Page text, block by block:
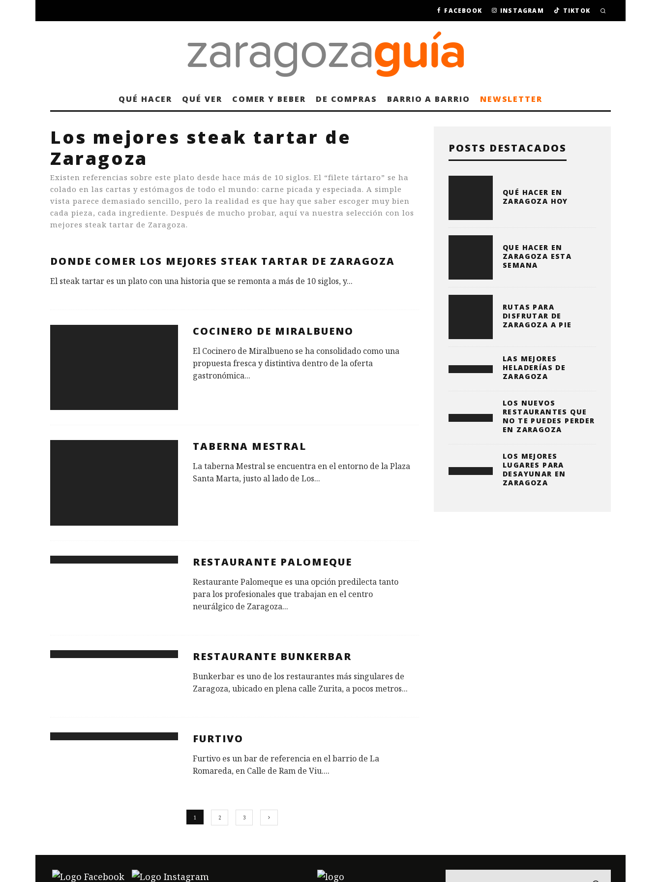
FACEBOOK INSTAGRAM TIKTOK
QUÉ HACER QUÉ VER COMER Y BEBER DE COMPRAS BARRIO A BARRIO NEWSLETTER
Los mejores steak tartar de
Zaragoza
Existen referencias sobre este plato desde hace más de 10 siglos. El “filete tártaro” se ha
colado en las cartas y estómagos de todo el mundo: carne picada y especiada. A simple
vista parece demasiado sencillo, pero la realidad es que hay que saber escoger muy bien
cada pieza, cada ingrediente. Después de mucho probar, aquí va nuestra selección con los
mejores steak tartar de Zaragoza.
DONDE COMER LOS MEJORES STEAK TARTAR DE ZARAGOZA
El steak tartar es un plato con una historia que se remonta a más de 10 siglos, y...
COCINERO DE MIRALBUENO
El Cocinero de Miralbueno se ha consolidado como una
propuesta fresca y distintiva dentro de la oferta
gastronómica...
TABERNA MESTRAL
La taberna Mestral se encuentra en el entorno de la Plaza
Santa Marta, justo al lado de Los...
RESTAURANTE PALOMEQUE
Restaurante Palomeque es una opción predilecta tanto
para los profesionales que trabajan en el centro
neurálgico de Zaragoza...
RESTAURANTE BUNKERBAR
Bunkerbar es uno de los restaurantes más singulares de
Zaragoza, ubicado en plena calle Zurita, a pocos metros...
FURTIVO
Furtivo es un bar de referencia en el barrio de La
Romareda, en Calle de Ram de Viu....
1 2 3
POSTS DESTACADOS
QUÉ HACER EN
ZARAGOZA HOY
QUE HACER EN
ZARAGOZA ESTA
SEMANA
RUTAS PARA
DISFRUTAR DE
ZARAGOZA A PIE
LAS MEJORES
HELADERÍAS DE
ZARAGOZA
LOS NUEVOS
RESTAURANTES QUE
NO TE PUEDES PERDER
EN ZARAGOZA
LOS MEJORES
LUGARES PARA
DESAYUNAR EN
ZARAGOZA